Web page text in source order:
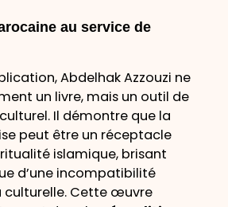
au service de
Abdelhak Azzouzi ne
un livre, mais un outil de
Il démontre que la
peut être un réceptacle
islamique, brisant
d’une incompatibilité
culturelle. Cette œuvre